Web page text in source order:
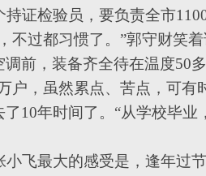
持证检验员，要负责全市
不过都习惯了。”郭守财笑
前，装备齐全待在温度50
户，虽然累点、苦点，可
了10年时间了。“从学校毕业
小飞最大的感受是，逢年过